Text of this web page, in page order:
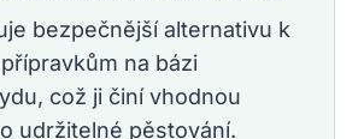
bezpečnější alternativu k
na bázi
což ji činí vhodnou
udržitelné pěstování.